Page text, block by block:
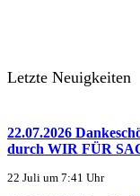
Letzte Neuigkeiten
22.07.2026
durch WIR FÜR
22 Juli um 7:41 Uhr